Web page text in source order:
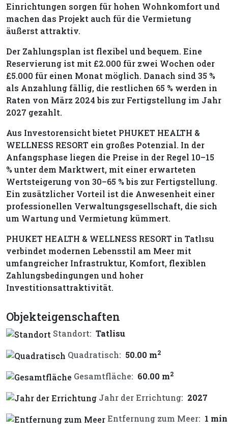
Einrichtungen sorgen für hohen Wohnkomfort und
machen das Projekt auch für die Vermietung
äußerst attraktiv.
Der Zahlungsplan ist flexibel und bequem. Eine
Reservierung ist mit £2.000 für zwei Wochen oder
£5.000 für einen Monat möglich. Danach sind 35 %
als Anzahlung fällig, die restlichen 65 % werden in
Raten von März 2024 bis zur Fertigstellung im Jahr
2027 gezahlt.
Aus Investorensicht bietet PHUKET HEALTH &
WELLNESS RESORT ein großes Potenzial. In der
Anfangsphase liegen die Preise in der Regel 10–15
% unter dem Marktwert, mit einer erwarteten
Wertsteigerung von 30–65 % bis zur Fertigstellung.
Ein zusätzlicher Vorteil ist die Anwesenheit einer
professionellen Verwaltungsgesellschaft, die sich
um Wartung und Vermietung kümmert.
PHUKET HEALTH & WELLNESS RESORT in Tatlısu
verbindet modernen Lebensstil am Meer mit
umfangreicher Infrastruktur, Komfort, flexiblen
Zahlungsbedingungen und hoher
Investitionsattraktivität.
Objekteigenschaften
Standort: Tatlisu
Quadratisch: 50.00 m2
Gesamtfläche: 60.00 m2
Jahr der Errichtung: 2027
Entfernung zum Meer: 1